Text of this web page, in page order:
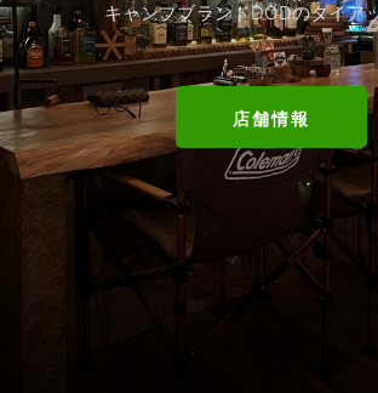
キャンプブランドDODのタイア
店舗情報